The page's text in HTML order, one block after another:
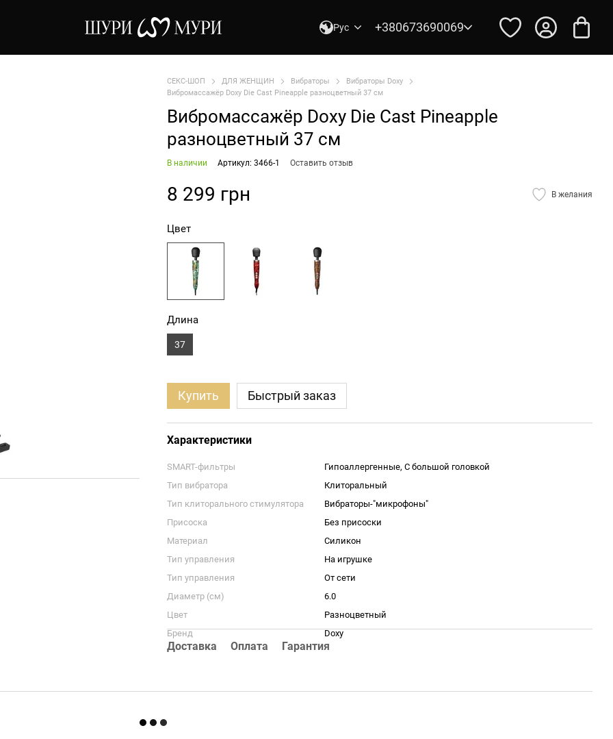
Рус +380673690069
СЕКС-ШОП ДЛЯ ЖЕНЩИН Вибраторы
Вибраторы Doxy
Вибромассажёр Doxy Die Cast Pineapple разноцветный 37 см
Вибромассажёр Doxy Die Cast Pineapple
разноцветный 37 см
В наличии Артикул: 3466-1 Оставить отзыв
8 299 грн В желания
Цвет
Длина
37
Купить Быстрый заказ
Характеристики
SMART-фильтры
Гипоаллергенные, С большой головкой
Тип вибратора
Клиторальный
Тип клиторального стимулятора
Вибраторы-"микрофоны"
Присоска
Без присоски
Материал
Силикон
Тип управления
На игрушке
Тип управления
От сети
Диаметр (см)
6.0
Цвет
Разноцветный
Бренд
Doxy
Доставка Оплата Гарантия